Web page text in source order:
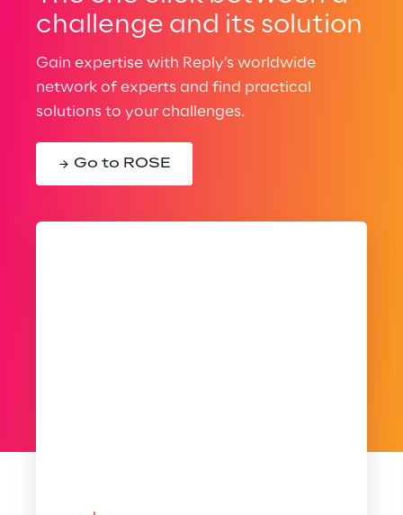
challenge and its solution
Gain expertise with Reply’s worldwide
network of experts and find practical
solutions to your challenges.
Go to ROSE